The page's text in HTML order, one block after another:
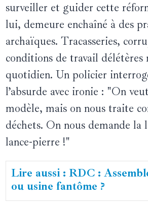
surveiller et guider cette
lui, demeure enchaîné à des
archaïques. Tracasseries,
conditions de travail délétères
quotidien. Un policier
l’absurde avec ironie : "On
modèle, mais on nous traite
déchets. On nous demande la
lance-pierre !"
Lire aussi : RDC :
ou usine fantôme ?